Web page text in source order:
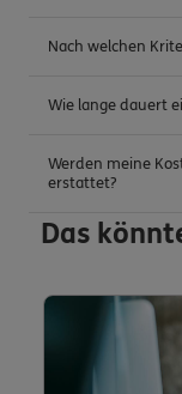
Nach welchen
Wie lange dauert
Werden meine
erstattet?
Das